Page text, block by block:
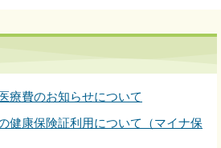
療費のお知らせについて
健康保険証利用について（マイナ保